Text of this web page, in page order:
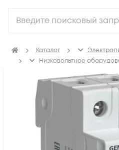
Каталог
Низковольтное